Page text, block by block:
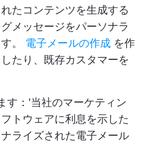
たコンテンツを生成する
メッセージをパーソナラ
。 電子メールの作成 を作
たり、既存カスタマーを
す：'当社のマーケティン
トウェアに利息を示した
ライズされた電子メール